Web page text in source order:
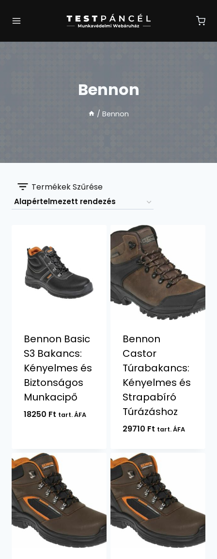
Bennon
/ Bennon
Termékek Szűrése
Bennon Basic
S3 Bakancs:
Kényelmes és
Biztonságos
Munkacipő
18250 Ft tart. ÁFA
Bennon
Castor
Túrabakancs:
Kényelmes és
Strapabíró
Túrázáshoz
29710 Ft tart. ÁFA